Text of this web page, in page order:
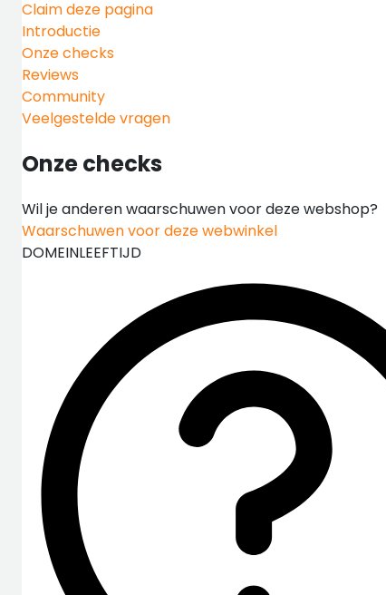
Claim deze pagina
Introductie
Onze checks
Reviews
Community
Veelgestelde vragen
Onze checks
Wil je anderen waarschuwen voor deze webshop?
Waarschuwen voor deze webwinkel
DOMEINLEEFTIJD